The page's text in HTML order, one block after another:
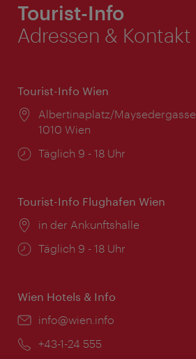
Tourist-Info
Adressen & Kontakt
Tourist-Info Wien
Ort:
Albertinaplatz/Maysedergasse
1010 Wien
Öffnungszeiten:
Täglich 9 - 18 Uhr
Tourist-Info Flughafen Wien
Ort:
in der Ankunftshalle
Öffnungszeiten:
Täglich 9 - 18 Uhr
Wien Hotels & Info
Email:
info@wien.info
Telefon:
+43-1-24 555